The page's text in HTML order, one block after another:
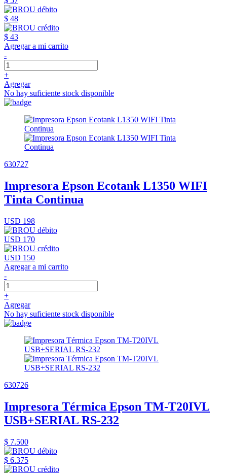
$ 48
$ 43
Agregar a mi carrito
-
+
Agregar
No hay suficiente stock disponible
630727
Impresora Epson Ecotank L1350 WIFI
Tinta Continua
USD 198
USD 170
USD 150
Agregar a mi carrito
-
+
Agregar
No hay suficiente stock disponible
630726
Impresora Térmica Epson TM-T20IVL
USB+SERIAL RS-232
$ 7.500
$ 6.375